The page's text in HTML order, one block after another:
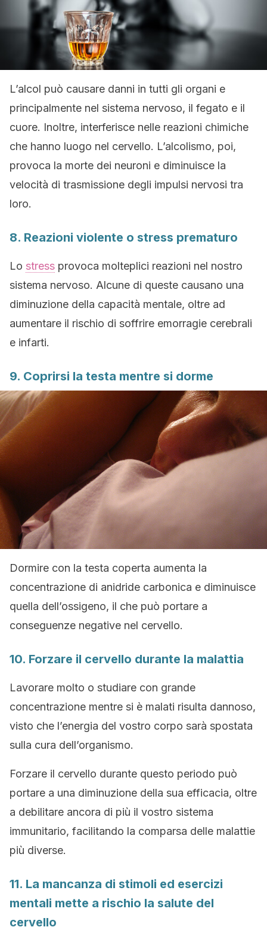
L’alcol può causare danni in tutti gli organi e
principalmente nel sistema nervoso, il fegato e il
cuore. Inoltre, interferisce nelle reazioni chimiche
che hanno luogo nel cervello. L’alcolismo, poi,
provoca la morte dei neuroni e diminuisce la
velocità di trasmissione degli impulsi nervosi tra
loro.
8. Reazioni violente o stress prematuro
Lo stress provoca molteplici reazioni nel nostro
sistema nervoso. Alcune di queste causano una
diminuzione della capacità mentale, oltre ad
aumentare il rischio di soffrire emorragie cerebrali
e infarti.
9. Coprirsi la testa mentre si dorme
Dormire con la testa coperta aumenta la
concentrazione di anidride carbonica e diminuisce
quella dell’ossigeno, il che può portare a
conseguenze negative nel cervello.
10. Forzare il cervello durante la malattia
Lavorare molto o studiare con grande
concentrazione mentre si è malati risulta dannoso,
visto che l’energia del vostro corpo sarà spostata
sulla cura dell’organismo.
Forzare il cervello durante questo periodo può
portare a una diminuzione della sua efficacia, oltre
a debilitare ancora di più il vostro sistema
immunitario, facilitando la comparsa delle malattie
più diverse.
11. La mancanza di stimoli ed esercizi
mentali mette a rischio la salute del
cervello